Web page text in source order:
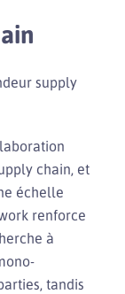
supply
chain, et
échelle
renforce
à
tandis